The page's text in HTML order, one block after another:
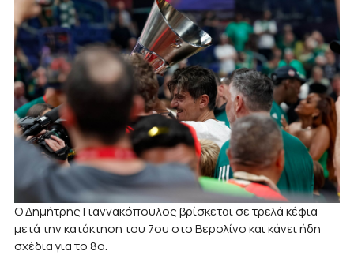
Ο Δημήτρης Γιαννακόπουλος βρίσκεται σε τρελά κέφια
μετά την κατάκτηση του 7ου στο Βερολίνο και κάνει ήδη
σχέδια για το 8ο.